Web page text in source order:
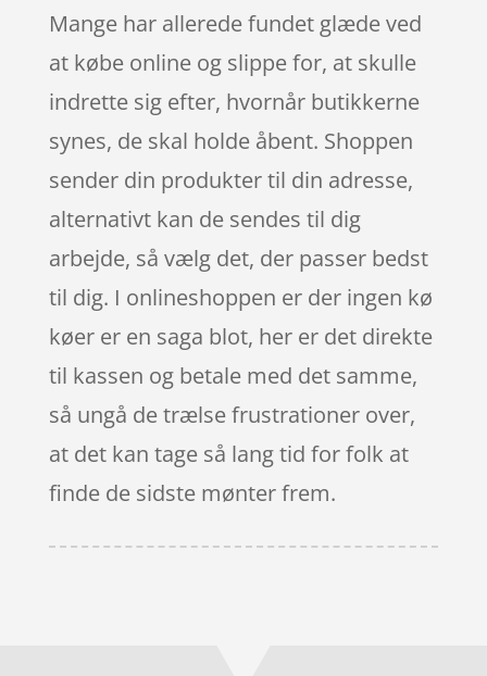
Mange har allerede fundet glæde ved
at købe online og slippe for, at skulle
indrette sig efter, hvornår butikkerne
synes, de skal holde åbent. Shoppen
sender din produkter til din adresse,
alternativt kan de sendes til dig
arbejde, så vælg det, der passer bedst
til dig. I onlineshoppen er der ingen kø
køer er en saga blot, her er det direkte
til kassen og betale med det samme,
så ungå de trælse frustrationer over,
at det kan tage så lang tid for folk at
finde de sidste mønter frem.